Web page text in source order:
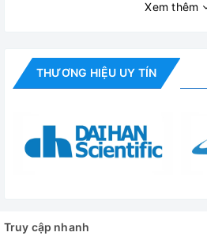
✅ Dòng Bể rửa siêu âm Elma EASY
chọn, với kích thước bể từ 0.8 đến
khiển bằng vi điều khiển.
✅ Bảng điều khiển thân thiện, dễ
trình phân bố sóng âm đồng đều
Xem thêm
THƯƠNG HIỆU UY TÍN
Truy cập nhanh